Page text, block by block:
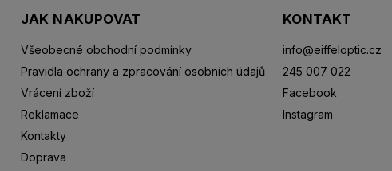
JAK NAKUPOVAT
Všeobecné obchodní podmínky
Pravidla ochrany a zpracování osobních údajů
Vrácení zboží
Reklamace
Kontakty
Doprava
KONTAKT
info@eiffeloptic.cz
245 007 022
Facebook
Instagram